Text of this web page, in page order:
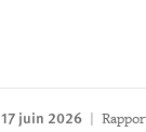
17 juin 2026